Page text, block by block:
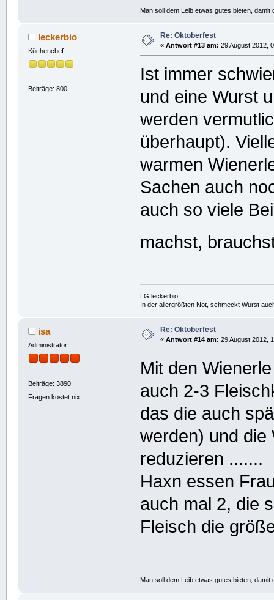
Man soll dem Leib etwas gutes bieten,
leckerbio
Küchenchef
Beiträge: 800
Re: Oktoberfest
« Antwort #13 am: 29 August 2012,
Ist immer
und eine Wurst
werden
überhaupt).
warmen
Sachen auch
auch so viele
machst,
LG leckerbio
In der allergrößten Not, schmeckt Wurst
isa
Administrator
Beiträge: 3890
Fragen kostet nix
Re: Oktoberfest
« Antwort #14 am: 29 August 2012,
Mit den
auch 2-3
das die auch
werden) und die
reduzieren .......
Haxn essen
auch mal 2, die
Fleisch die
Man soll dem Leib etwas gutes bieten,